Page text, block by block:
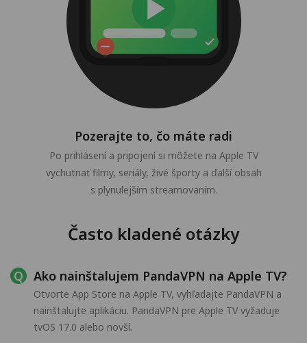
Pozerajte to, čo máte radi
Po prihlásení a pripojení si môžete na Apple TV
vychutnať filmy, seriály, živé športy a ďalší obsah
s plynulejším streamovaním.
Často kladené otázky
Ako nainštalujem PandaVPN na Apple TV?
Otvorte App Store na Apple TV, vyhľadajte PandaVPN a
nainštalujte aplikáciu. PandaVPN pre Apple TV vyžaduje
tvOS 17.0 alebo novší.